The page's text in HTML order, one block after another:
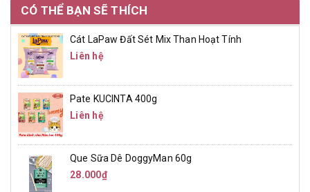
CÓ THỂ BẠN SẼ THÍCH
Cát LaPaw Đất Sét Mix Than Hoạt Tính
Liên hệ
Pate KUCINTA 400g
Liên hệ
Que Sữa Dê DoggyMan 60g
28.000₫